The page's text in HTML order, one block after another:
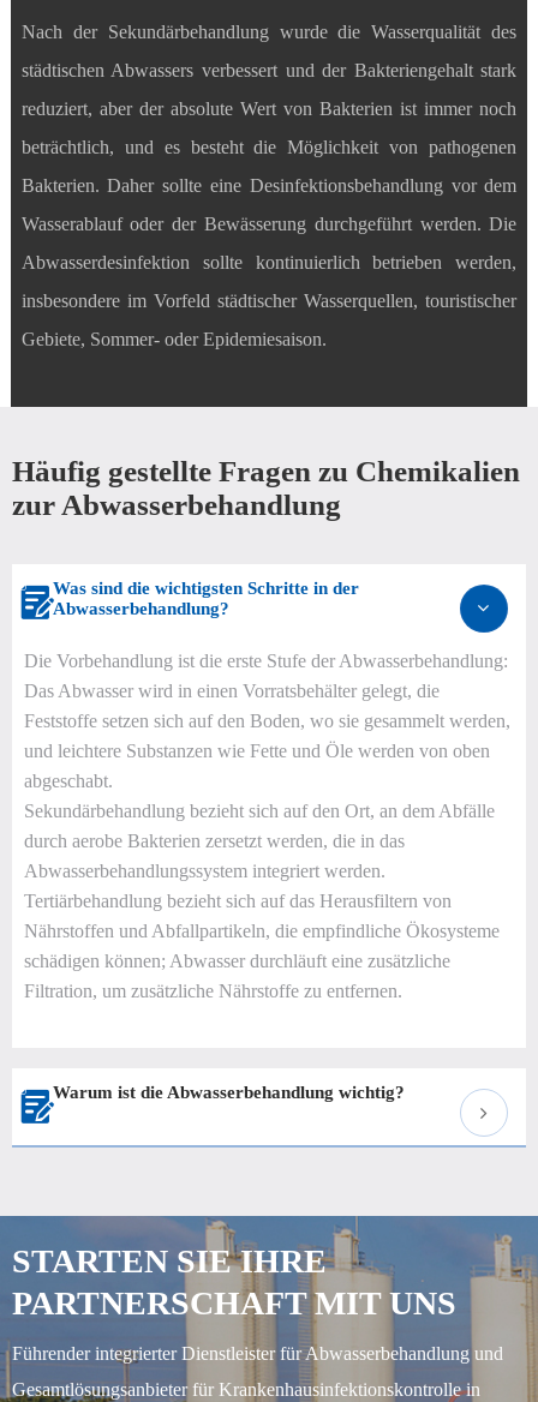
Nach der Sekundärbehandlung wurde die Wasserqualität des
städtischen Abwassers verbessert und der Bakteriengehalt stark
reduziert, aber der absolute Wert von Bakterien ist immer noch
beträchtlich, und es besteht die Möglichkeit von pathogenen
Bakterien. Daher sollte eine Desinfektionsbehandlung vor dem
Wasserablauf oder der Bewässerung durchgeführt werden. Die
Abwasserdesinfektion sollte kontinuierlich betrieben werden,
insbesondere im Vorfeld städtischer Wasserquellen, touristischer
Gebiete, Sommer- oder Epidemiesaison.
Häufig gestellte Fragen zu Chemikalien
zur Abwasserbehandlung
Was sind die wichtigsten Schritte in der
Abwasserbehandlung?
Die Vorbehandlung ist die erste Stufe der Abwasserbehandlung:
Das Abwasser wird in einen Vorratsbehälter gelegt, die
Feststoffe setzen sich auf den Boden, wo sie gesammelt werden,
und leichtere Substanzen wie Fette und Öle werden von oben
abgeschabt.
Sekundärbehandlung bezieht sich auf den Ort, an dem Abfälle
durch aerobe Bakterien zersetzt werden, die in das
Abwasserbehandlungssystem integriert werden.
Tertiärbehandlung bezieht sich auf das Herausfiltern von
Nährstoffen und Abfallpartikeln, die empfindliche Ökosysteme
schädigen können; Abwasser durchläuft eine zusätzliche
Filtration, um zusätzliche Nährstoffe zu entfernen.
Warum ist die Abwasserbehandlung wichtig?
STARTEN SIE IHRE
PARTNERSCHAFT MIT UNS
Führender integrierter Dienstleister für Abwasserbehandlung und
Gesamtlösungsanbieter für Krankenhausinfektionskontrolle in